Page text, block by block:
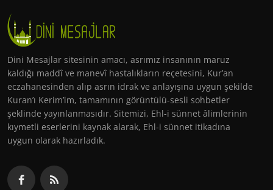
Dini Mesajlar sitesinin amacı, asrımız insanının maruz
kaldığı maddî ve manevî hastalıkların reçetesini, Kur’an
eczahanesinden alıp asrın idrak ve anlayışına uygun şekilde
Kuran’ı Kerim’im, tamamının görüntülü-sesli sohbetler
şeklinde yayınlanmasıdır. Sitemizi, Ehl-i sünnet âlimlerinin
kıymetli eserlerini kaynak alarak, Ehl-i sünnet itikadına
uygun olarak hazırladık.